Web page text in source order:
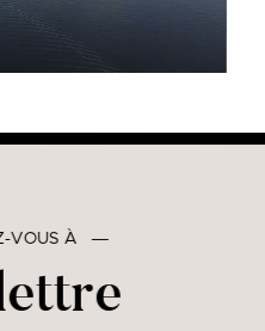
VOUS À ―